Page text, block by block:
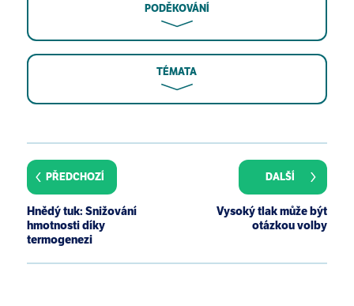
PODĚKOVÁNÍ
TÉMATA
and implications in obesity and type 2 diabetes.
Diabetes. 2013 Jun;62(6):1783-90.
T Yoneshiro, S Aita, M Matsushita, T Kameya, K
Nakada, Y Kawai, M Saito. Brown adipose tissue,
whole-body energy expenditure, and
PŘEDCHOZÍ
Hnědý tuk: Snižování
hmotnosti díky
termogenezi
Vysoký tlak může být
otázkou volby
DALŠÍ